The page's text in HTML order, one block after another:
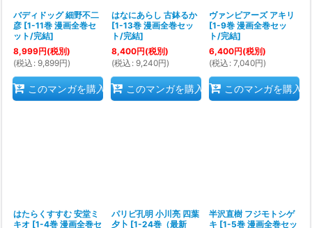
バディドッグ 細野不二
彦 [1-11巻 漫画全巻セ
ット/完結]
8,999円(税別)
(税込 : 9,899円)
このマンガを購入
はなにあらし 古鉢るか
[1-13巻 漫画全巻セッ
ト/完結]
8,400円(税別)
(税込 : 9,240円)
このマンガを購入
ヴァンピアーズ アキリ
[1-9巻 漫画全巻セッ
ト/完結]
6,400円(税別)
(税込 : 7,040円)
このマンガを購入
はたらくすすむ 安堂ミ
キオ [1-4巻 漫画全巻セ
パリピ孔明 小川亮 四葉
夕卜 [1-24巻（最新
半沢直樹 フジモトシゲ
キ [1-5巻 漫画全巻セッ